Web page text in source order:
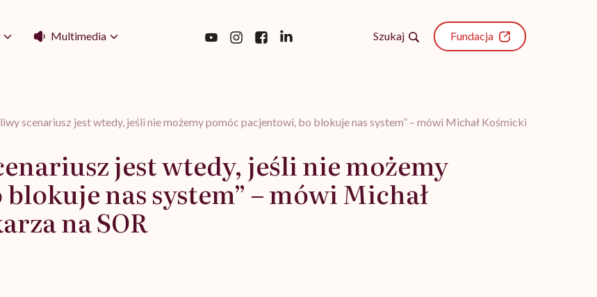
Multimedia Szukaj Fundacja
scenariusz jest wtedy, jeśli nie możemy pomóc pacjentowi, bo blokuje nas system” – mówi Michał Kośmicki, asystent
jest wtedy, jeśli nie możemy
nas system” – mówi Michał
na SOR